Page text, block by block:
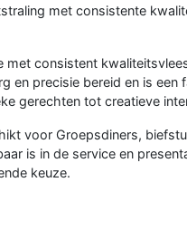
met consistente
consistent
en precisie bereid en is een
gerechten tot creatieve
voor Groepsdiners,
is in de service en
keuze.